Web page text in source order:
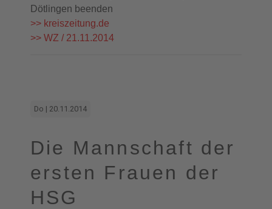
Dötlingen beenden
>> kreiszeitung.de
>> WZ / 21.11.2014
Do | 20.11.2014
Die Mannschaft der
ersten Frauen der
HSG